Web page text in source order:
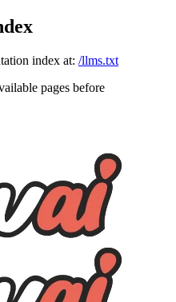
index at: /llms.txt
pages before